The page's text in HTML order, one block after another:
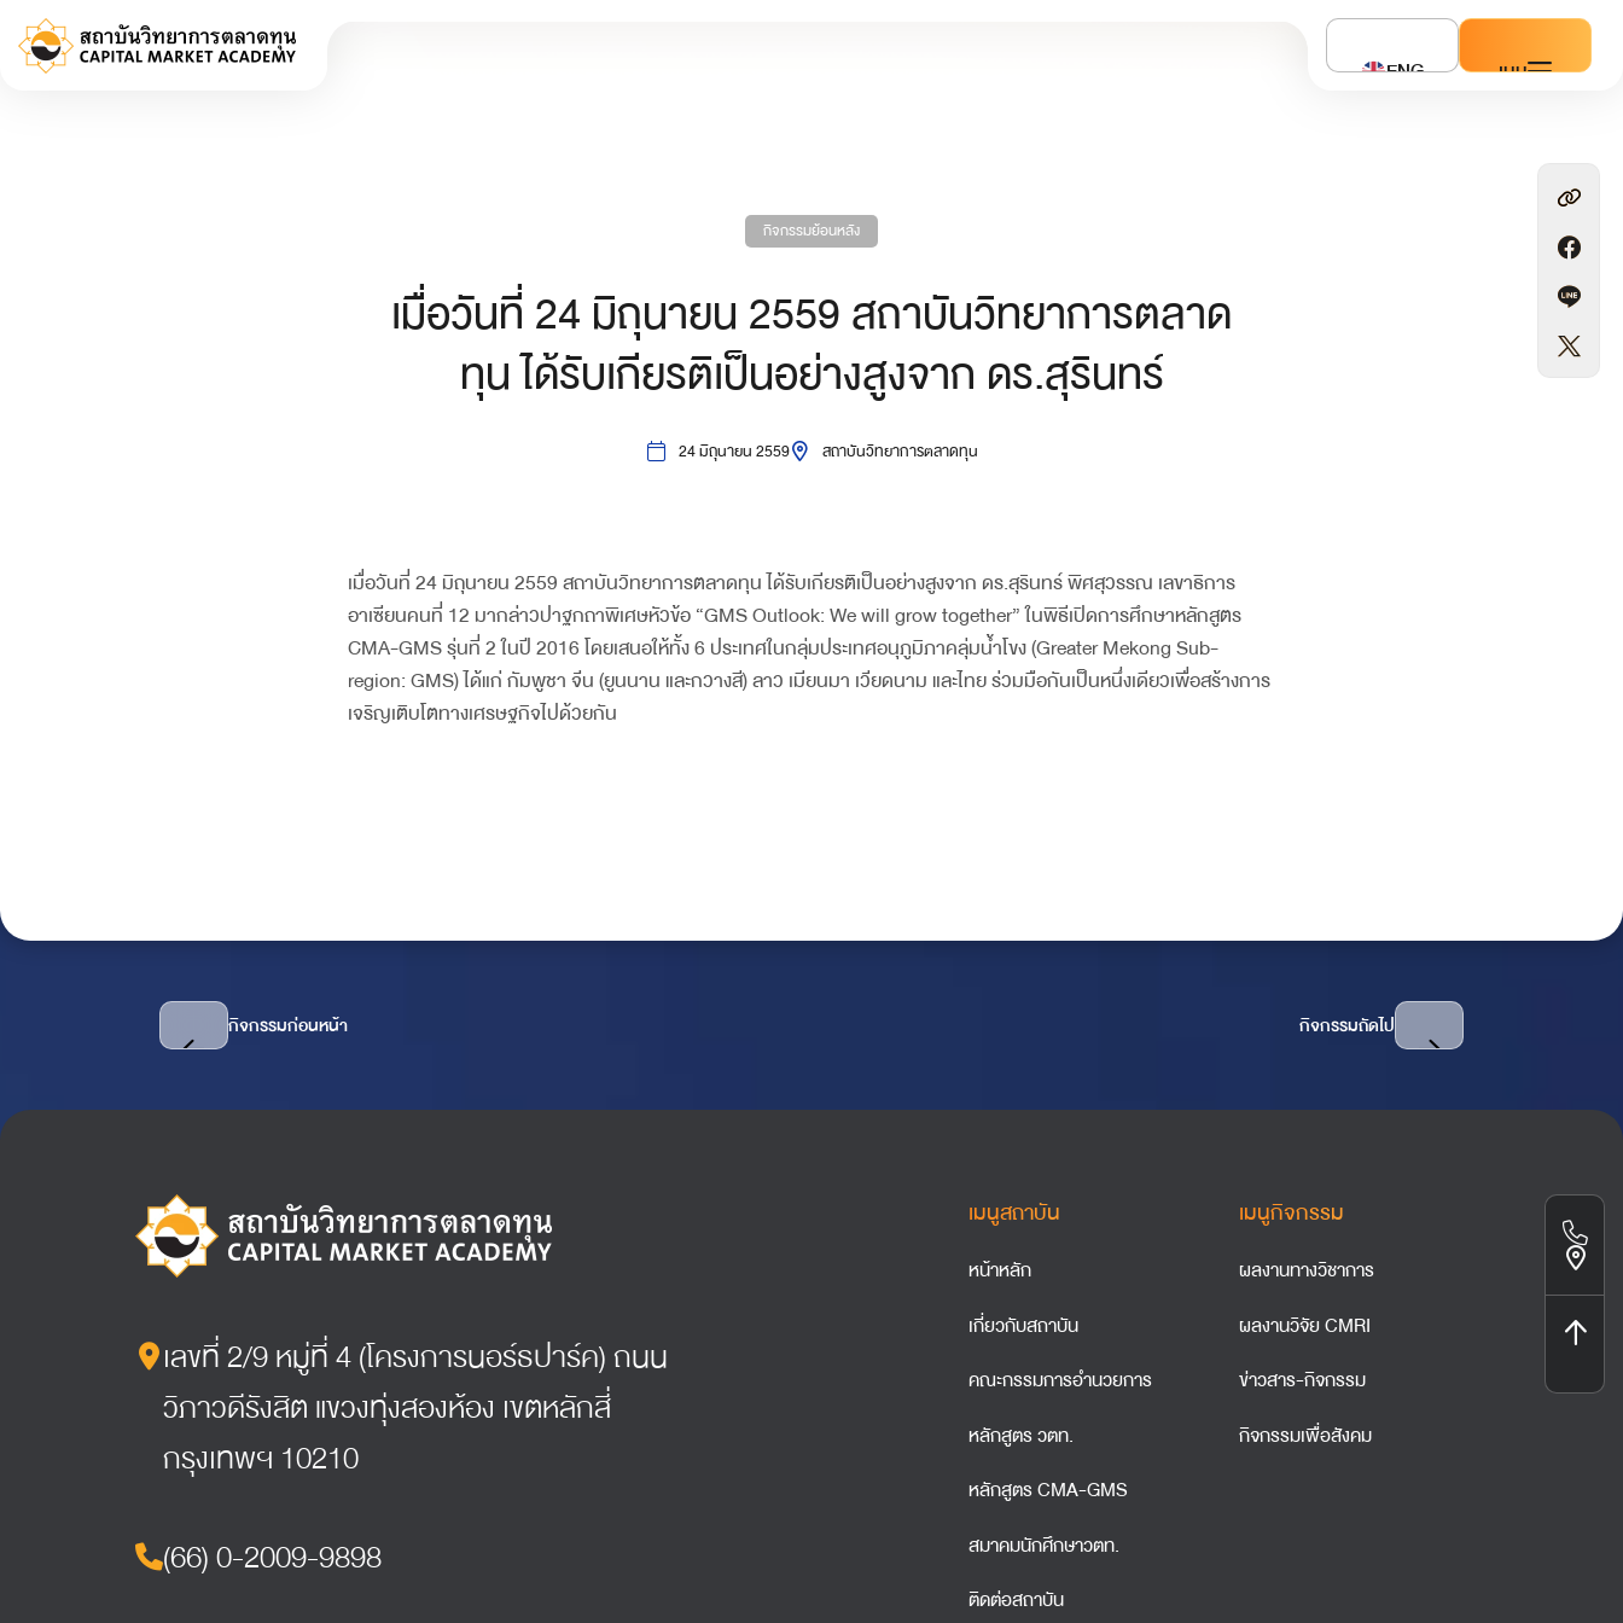
ENG เมนู
กิจกรรมย้อนหลัง
เมื่อวันที่ 24 มิถุนายน 2559 สถาบันวิทยาการตลาด
ทุน ได้รับเกียรติเป็นอย่างสูงจาก ดร.สุรินทร์
24 มิถุนายน 2559 สถาบันวิทยาการตลาดทุน
เมื่อวันที่ 24 มิถุนายน 2559 สถาบันวิทยาการตลาดทุน ได้รับเกียรติเป็นอย่างสูงจาก ดร.สุรินทร์ พิศสุวรรณ เลขาธิการ
อาเซียนคนที่ 12 มากล่าวปาฐกถาพิเศษหัวข้อ “GMS Outlook: We will grow together” ในพิธีเปิดการศึกษาหลักสูตร
CMA-GMS รุ่นที่ 2 ในปี 2016 โดยเสนอให้ทั้ง 6 ประเทศในกลุ่มประเทศอนุภูมิภาคลุ่มน้ำโขง (Greater Mekong Sub-
region: GMS) ได้แก่ กัมพูชา จีน (ยูนนาน และกวางสี) ลาว เมียนมา เวียดนาม และไทย ร่วมมือกันเป็นหนึ่งเดียวเพื่อสร้างการ
เจริญเติบโตทางเศรษฐกิจไปด้วยกัน
กิจกรรมก่อนหน้า กิจกรรมถัดไป
เลขที่ 2/9 หมู่ที่ 4 (โครงการนอร์ธปาร์ค) ถนน
วิภาวดีรังสิต แขวงทุ่งสองห้อง เขตหลักสี่
กรุงเทพฯ 10210
(66) 0-2009-9898
เมนูสถาบัน
หน้าหลัก
เกี่ยวกับสถาบัน
คณะกรรมการอำนวยการ
หลักสูตร วตท.
หลักสูตร CMA-GMS
สมาคมนักศึกษาวตท.
ติดต่อสถาบัน
เมนูกิจกรรม
ผลงานทางวิชาการ
ผลงานวิจัย CMRI
ข่าวสาร-กิจกรรม
กิจกรรมเพื่อสังคม